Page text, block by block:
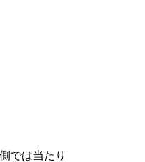
では当たり